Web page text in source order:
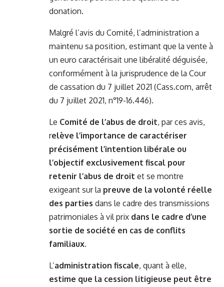
donation.
Malgré l’avis du Comité, l’administration a
maintenu sa position, estimant que la vente à
un euro caractérisait une libéralité déguisée,
conformément à la jurisprudence de la Cour
de cassation du 7 juillet 2021 (Cass.com, arrêt
du 7 juillet 2021, n°19-16.446).
Le Comité de l’abus de droit, par ces avis,
relève l’importance de caractériser
précisément l’intention libérale ou
l’objectif exclusivement fiscal pour
retenir l’abus de droit et se montre
exigeant sur la preuve de la volonté réelle
des parties dans le cadre des transmissions
patrimoniales à vil prix dans le cadre d’une
sortie de société en cas de conflits
familiaux.
L’administration fiscale, quant à elle,
estime que la cession litigieuse peut être